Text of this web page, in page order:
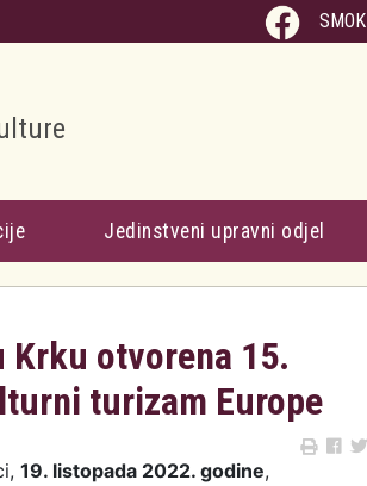
SMOK
Jedinstveni upravni odjel
Krku otvorena 15.
turizam Europe
19. listopada 2022. godine,